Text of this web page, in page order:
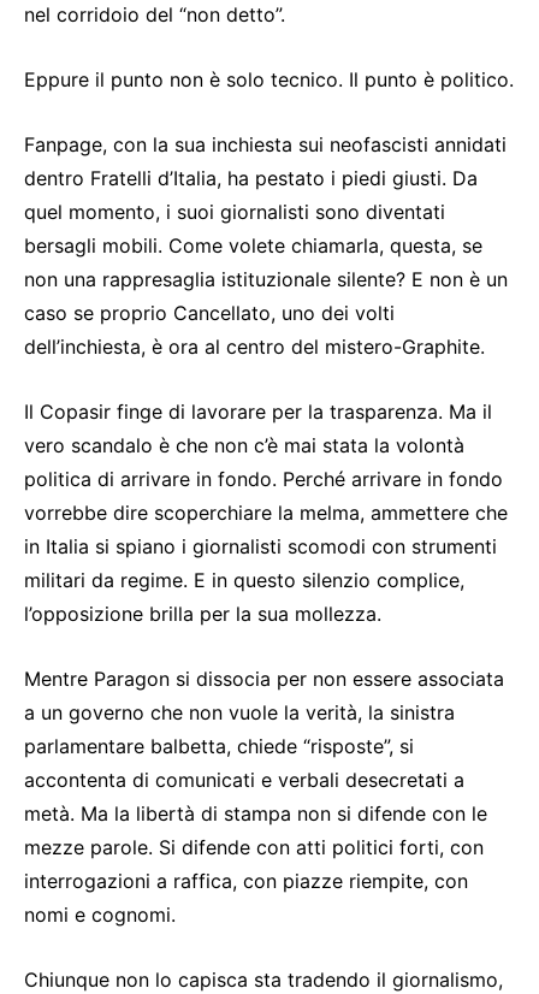
nel corridoio del “non detto”.
Eppure il punto non è solo tecnico. Il punto è politico.
Fanpage, con la sua inchiesta sui neofascisti annidati
dentro Fratelli d’Italia, ha pestato i piedi giusti. Da
quel momento, i suoi giornalisti sono diventati
bersagli mobili. Come volete chiamarla, questa, se
non una rappresaglia istituzionale silente? E non è un
caso se proprio Cancellato, uno dei volti
dell’inchiesta, è ora al centro del mistero-Graphite.
Il Copasir finge di lavorare per la trasparenza. Ma il
vero scandalo è che non c’è mai stata la volontà
politica di arrivare in fondo. Perché arrivare in fondo
vorrebbe dire scoperchiare la melma, ammettere che
in Italia si spiano i giornalisti scomodi con strumenti
militari da regime. E in questo silenzio complice,
l’opposizione brilla per la sua mollezza.
Mentre Paragon si dissocia per non essere associata
a un governo che non vuole la verità, la sinistra
parlamentare balbetta, chiede “risposte”, si
accontenta di comunicati e verbali desecretati a
metà. Ma la libertà di stampa non si difende con le
mezze parole. Si difende con atti politici forti, con
interrogazioni a raffica, con piazze riempite, con
nomi e cognomi.
Chiunque non lo capisca sta tradendo il giornalismo,